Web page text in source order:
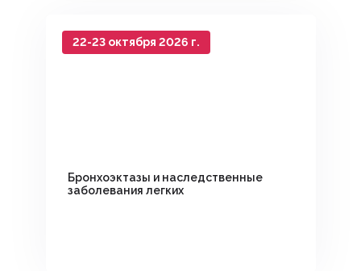
22-23 октября 2026 г.
Бронхоэктазы и наследственные
заболевания легких